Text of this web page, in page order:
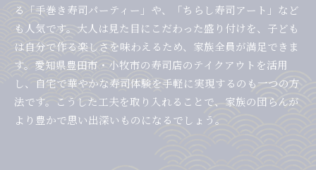
る「手巻き寿司パーティー」や、「ちらし寿司アート」など
も人気です。大人は見た目にこだわった盛り付けを、子ども
は自分で作る楽しさを味わえるため、家族全員が満足できま
す。愛知県豊田市・小牧市の寿司店のテイクアウトを活用
し、自宅で華やかな寿司体験を手軽に実現するのも一つの方
法です。こうした工夫を取り入れることで、家族の団らんが
より豊かで思い出深いものになるでしょう。